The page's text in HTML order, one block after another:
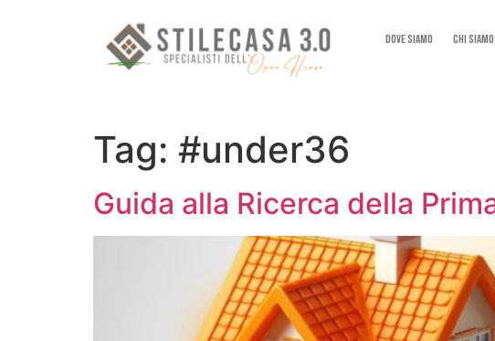
Dove Siamo Chi Siamo
Tag: #under36
Guida alla Ricerca della